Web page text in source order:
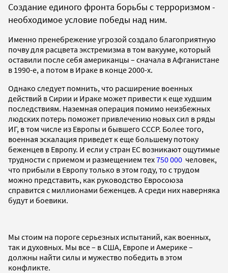
Создание единого фронта борьбы с терроризмом -
необходимое условие победы над ним.
Именно пренебрежение угрозой создало благоприятную
почву для расцвета экстремизма в том вакууме, который
оставили после себя американцы – сначала в Афганистане
в 1990-е, а потом в Ираке в конце 2000-х.
Однако следует помнить, что расширение военных
действий в Сирии и Ираке может привести к еще худшим
последствиям. Наземная операция помимо неизбежных
людских потерь поможет привлечению новых сил в ряды
ИГ, в том числе из Европы и бывшего СССР. Более того,
военная эскалация приведет к еще большему потоку
беженцев в Европу. И если у стран ЕС возникают ощутимые
трудности с приемом и размещением тех750 000 человек,
что прибыли в Европу только в этом году, то с трудом
можно представить, как руководство Евросоюза
справится с миллионами беженцев. А среди них наверняка
будут и боевики.
Мы стоим на пороге серьезных испытаний, как военных,
так и духовных. Мы все – в США, Европе и Америке –
должны найти силы и мужество победить в этом
конфликте.